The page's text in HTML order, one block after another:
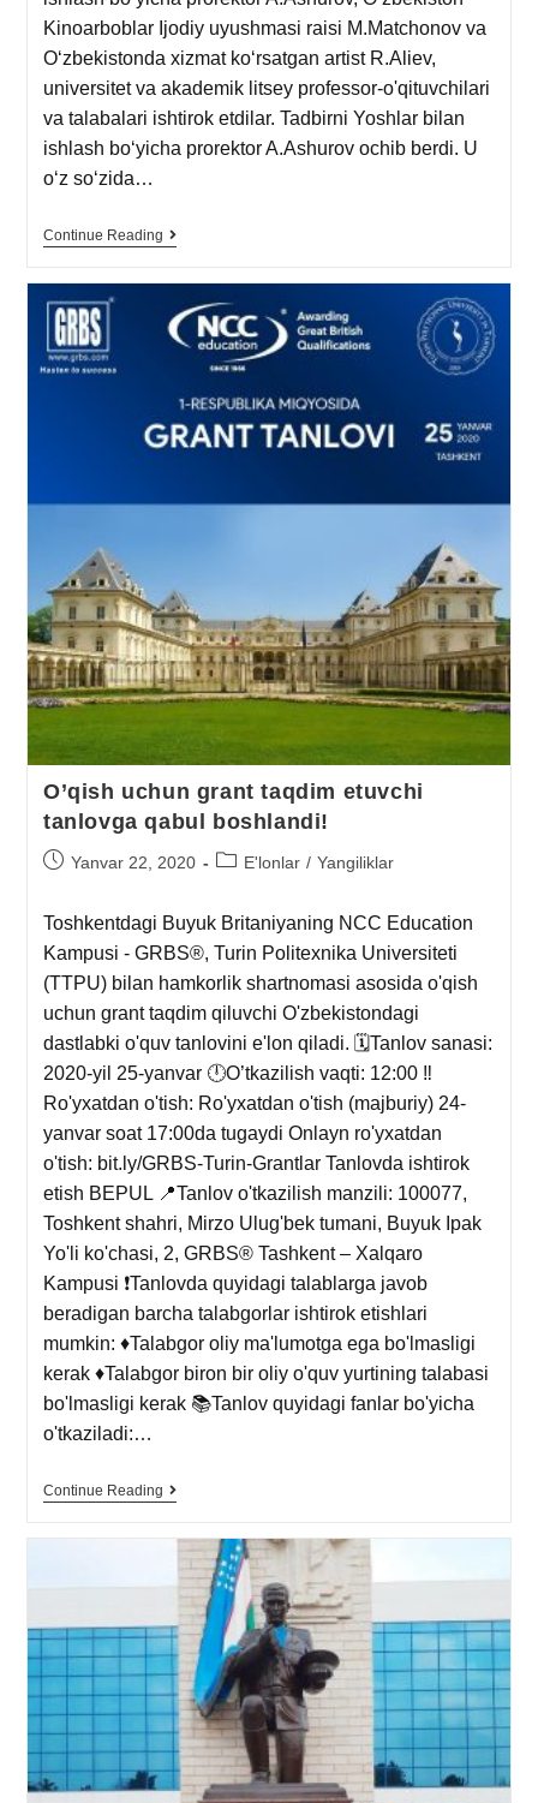
Kinoarboblar Ijodiy uyushmasi raisi M.Matchonov va
O‘zbekistonda xizmat ko‘rsatgan artist R.Aliev,
universitet va akademik litsey professor-o'qituvchilari
va talabalari ishtirok etdilar. Tadbirni Yoshlar bilan
ishlash bo‘yicha prorektor A.Ashurov ochib berdi. U
o‘z so‘zida…
Continue Reading
O’qish uchun grant taqdim etuvchi
tanlovga qabul boshlandi!
Yanvar 22, 2020 E'lonlar / Yangiliklar
Toshkentdagi Buyuk Britaniyaning NCC Education
Kampusi - GRBS®, Turin Politexnika Universiteti
(TTPU) bilan hamkorlik shartnomasi asosida o'qish
uchun grant taqdim qiluvchi O'zbekistondagi
dastlabki o'quv tanlovini e'lon qiladi. 🗓Tanlov sanasi:
2020-yil 25-yanvar 🕛O’tkazilish vaqti: 12:00 ‼️
Ro'yxatdan o'tish: Ro'yxatdan o'tish (majburiy) 24-
yanvar soat 17:00da tugaydi Onlayn ro'yxatdan
o'tish: bit.ly/GRBS-Turin-Grantlar Tanlovda ishtirok
etish BEPUL 📍Tanlov o'tkazilish manzili: 100077,
Toshkent shahri, Mirzo Ulug'bek tumani, Buyuk Ipak
Yo'li ko'chasi, 2, GRBS® Tashkent – Xalqaro
Kampusi ❗️Tanlovda quyidagi talablarga javob
beradigan barcha talabgorlar ishtirok etishlari
mumkin: ♦️Talabgor oliy ma'lumotga ega bo'lmasligi
kerak ♦️Talabgor biron bir oliy o'quv yurtining talabasi
bo'lmasligi kerak 📚Tanlov quyidagi fanlar bo'yicha
o'tkaziladi:…
Continue Reading